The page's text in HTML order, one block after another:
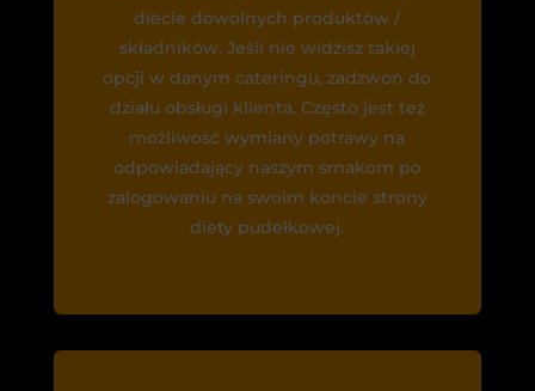
diecie dowolnych produktów /
składników. Jeśli nie widzisz takiej
opcji w danym cateringu, zadzwoń do
działu obsługi klienta. Często jest też
możliwość wymiany potrawy na
odpowiadający naszym smakom po
zalogowaniu na swoim koncie strony
diety pudełkowej.